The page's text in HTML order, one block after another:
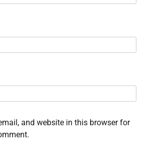
and website in this browser for